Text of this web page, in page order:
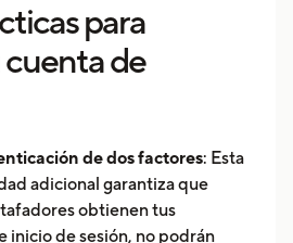
para
de
de dos factores: Esta
adicional garantiza que
obtienen tus
inicio de sesión, no podrán